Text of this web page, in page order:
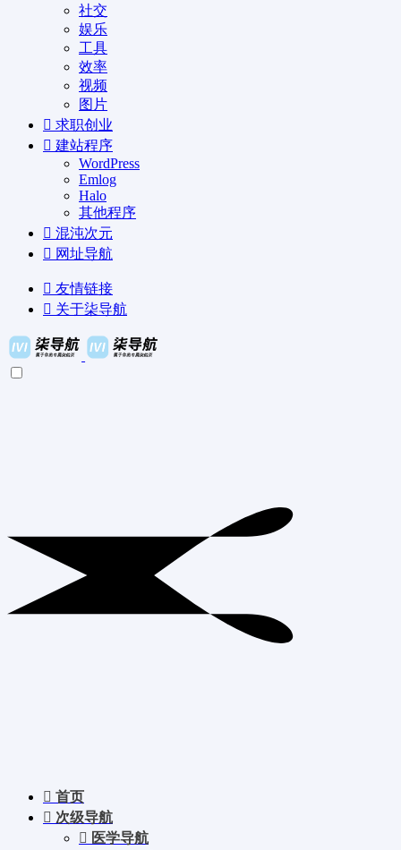
社交
娱乐
工具
效率
视频
图片
求职创业
建站程序
WordPress
Emlog
Halo
其他程序
混沌次元
网址导航
友情链接
关于柒导航
首页
次级导航
医学导航